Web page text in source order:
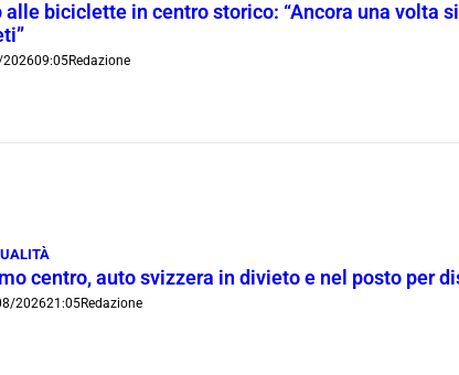
alle biciclette in centro storico: “Ancora una volta
09:05Redazione
centro, auto svizzera in divieto e nel posto per
202621:05Redazione